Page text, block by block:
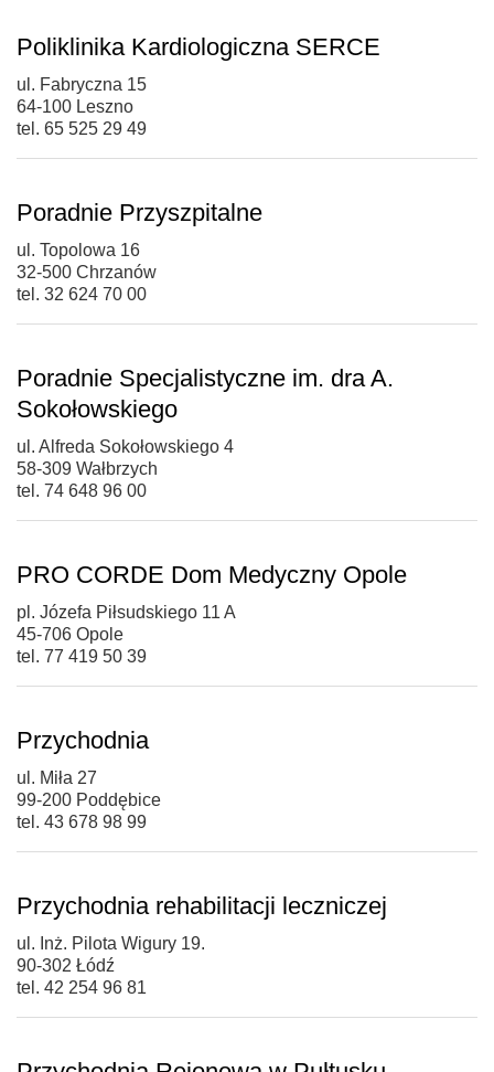
Poliklinika Kardiologiczna SERCE
ul. Fabryczna 15
64-100 Leszno
tel. 65 525 29 49
Poradnie Przyszpitalne
ul. Topolowa 16
32-500 Chrzanów
tel. 32 624 70 00
Poradnie Specjalistyczne im. dra A.
Sokołowskiego
ul. Alfreda Sokołowskiego 4
58-309 Wałbrzych
tel. 74 648 96 00
PRO CORDE Dom Medyczny Opole
pl. Józefa Piłsudskiego 11 A
45-706 Opole
tel. 77 419 50 39
Przychodnia
ul. Miła 27
99-200 Poddębice
tel. 43 678 98 99
Przychodnia rehabilitacji leczniczej
ul. Inż. Pilota Wigury 19.
90-302 Łódź
tel. 42 254 96 81